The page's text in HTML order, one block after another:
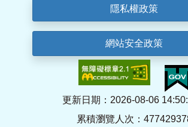
隱私權政策
網站安全政策
更新日期：2026-08-06
累積瀏覽人次：